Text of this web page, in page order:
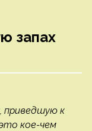
запах
приведшую к
кое-чем